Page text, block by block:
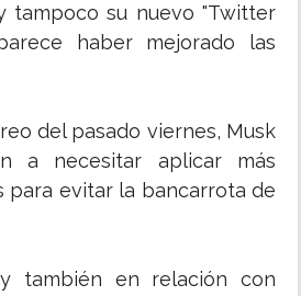
tampoco su nuevo "Twitter
haber mejorado las
del pasado viernes, Musk
a necesitar aplicar más
para evitar la bancarrota de
también en relación con